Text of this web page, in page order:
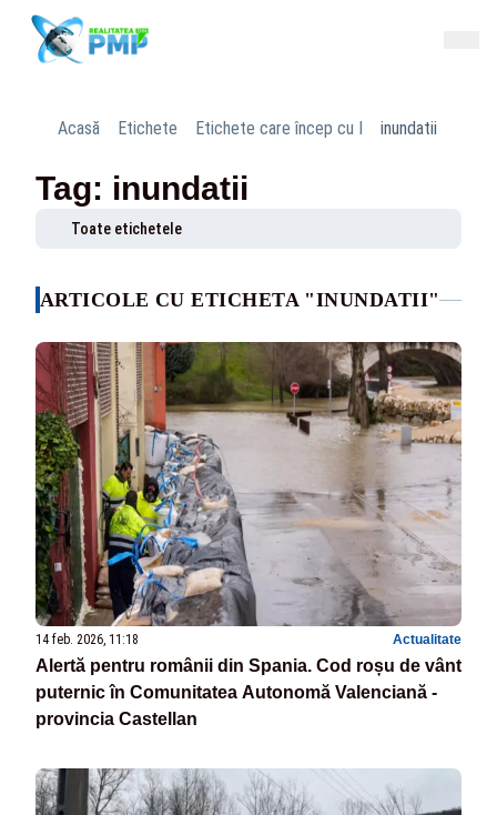
Acasă Etichete Etichete care încep cu I inundatii
Tag: inundatii
Toate etichetele
ARTICOLE CU ETICHETA "INUNDATII"
14 feb. 2026, 11:18 Actualitate
Alertă pentru românii din Spania. Cod roșu de vânt
puternic în Comunitatea Autonomă Valenciană -
provincia Castellan